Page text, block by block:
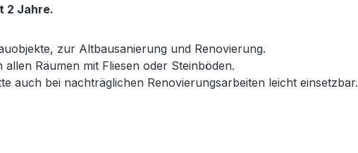
2 Jahre.
zur Altbausanierung und Renovierung.
Räumen mit Fliesen oder Steinböden.
auch bei nachträglichen Renovierungsarbeiten leicht einsetzbar.